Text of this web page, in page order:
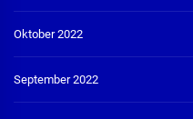
Oktober 2022
September 2022